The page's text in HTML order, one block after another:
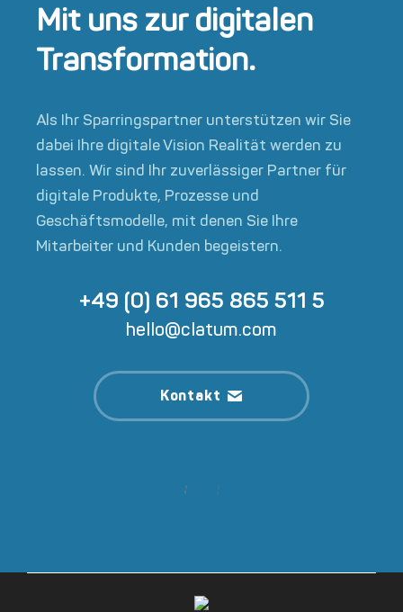
Mit uns zur digitalen
Transformation.
Als Ihr Sparringspartner unterstützen wir Sie
dabei Ihre digitale Vision Realität werden zu
lassen. Wir sind Ihr zuverlässiger Partner für
digitale Produkte, Prozesse und
Geschäftsmodelle, mit denen Sie Ihre
Mitarbeiter und Kunden begeistern.
+49 (0) 61 965 865 511 5
hello@clatum.com
Kontakt